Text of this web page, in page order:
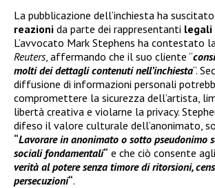
La pubblicazione dell’inchiesta ha suscitato
reazioni da parte dei rappresentanti legali
L’avvocato Mark Stephens ha contestato
Reuters, affermando che il suo cliente “
molti dei dettagli contenuti nell’inchiesta“.
diffusione di informazioni personali
compromettere la sicurezza dell’artista,
libertà creativa e violarne la privacy.
difeso il valore culturale dell’anonimato,
“Lavorare in anonimato o sotto pseudonimo
sociali fondamentali“ e che ciò consente
verità al potere senza timore di ritorsioni,
persecuzioni“.